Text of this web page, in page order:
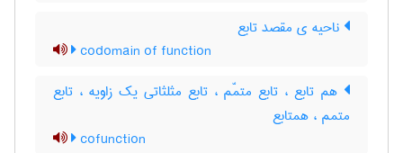
ناحیه ی مقصد تابع
codomain of function
هم تابع ، تابع متمّم ، تابع مثلثاتی یک زاویه ، تابع
متمم ، همتابع
cofunction